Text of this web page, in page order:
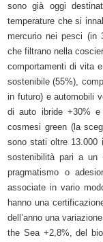
sono già oggi
temperature che si
mercurio nei pesci (in
che filtrano nella
comportamenti di vita
sostenibile (55%),
in futuro) e automobili
di auto ibride +30% e
cosmesi green (la
sono stati oltre 13.000
sostenibilità pari a un
pragmatismo o
associate in vario
hanno una
dell’anno una
the Sea +2,8%, del